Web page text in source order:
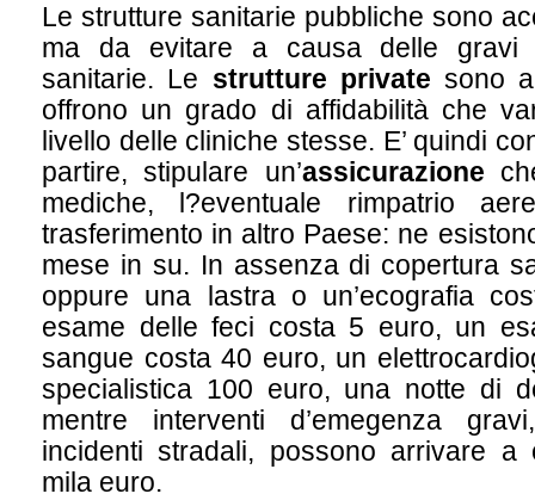
Le strutture sanitarie pubbliche sono
ma da evitare a causa delle gravi
sanitarie. Le strutture private sono
offrono un grado di affidabilità che
livello delle cliniche stesse. E’ quindi
partire, stipulare un’assicurazione
mediche, l?eventuale rimpatrio
trasferimento in altro Paese: ne
mese in su. In assenza di copertura
oppure una lastra o un’ecografia
esame delle feci costa 5 euro, un
sangue costa 40 euro, un
specialistica 100 euro, una notte di
mentre interventi d’emegenza
incidenti stradali, possono arrivare a
mila euro.